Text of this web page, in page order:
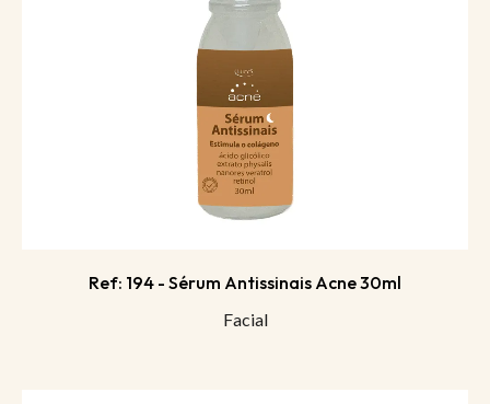
Ref: 194 - Sérum Antissinais Acne 30ml
Facial